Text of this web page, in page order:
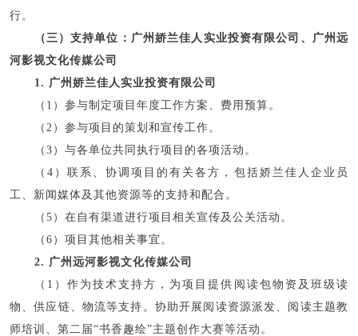
行。
（三）支持单位：广州娇兰佳人实业投资有限公司、广州远
河影视文化传媒公司
1. 广州娇兰佳人实业投资有限公司
（1）参与制定项目年度工作方案、费用预算。
（2）参与项目的策划和宣传工作。
（3）与各单位共同执行项目的各项活动。
（4）联系、协调项目的有关各方，包括娇兰佳人企业员
工、新闻媒体及其他资源等的支持和配合。
（5）在自有渠道进行项目相关宣传及公关活动。
（6）项目其他相关事宜。
2. 广州远河影视文化传媒公司
（1）作为技术支持方，为项目提供阅读包物资及班级读
物、供应链、物流等支持。协助开展阅读资源派发、阅读主题教
师培训、第二届“书香趣绘”主题创作大赛等活动。